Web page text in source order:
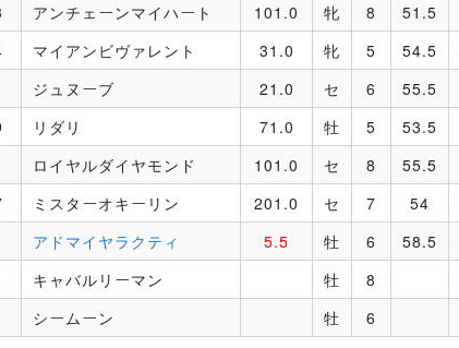
アンチェーンマイハート 101.0 牝 8 51.5
マイアンビヴァレント 31.0 牝 5 54.5
ジュヌーブ 21.0 セ 6 55.5
リダリ 71.0 牡 5 53.5
ロイヤルダイヤモンド 101.0 セ 8 55.5
ミスターオキーリン 201.0 セ 7 54
アドマイヤラクティ 5.5 牡 6 58.5
キャバルリーマン 牡 8
シームーン 牡 6